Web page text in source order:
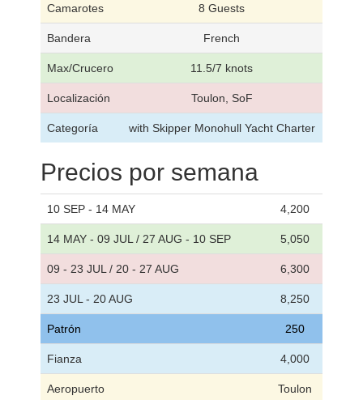
Camarotes 8 Guests
Bandera French
Max/Crucero 11.5/7 knots
Localización Toulon, SoF
Categoría with Skipper Monohull Yacht Charter
Precios por semana
10 SEP - 14 MAY 4,200
14 MAY - 09 JUL / 27 AUG - 10 SEP 5,050
09 - 23 JUL / 20 - 27 AUG 6,300
23 JUL - 20 AUG 8,250
Patrón 250
Fianza 4,000
Aeropuerto Toulon